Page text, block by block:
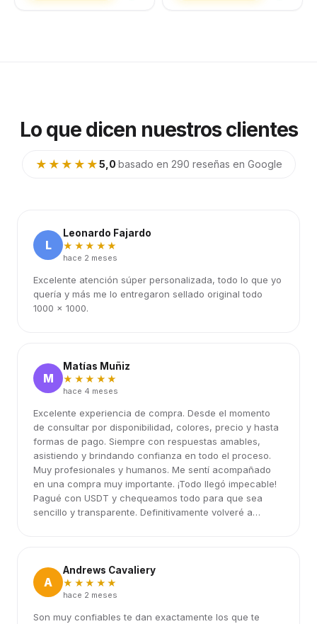
Lo que dicen nuestros clientes
★★★★★5,0·basado en 290 reseñas en Google
L
Leonardo Fajardo
★★★★★
hace 2 meses
Excelente atención súper personalizada, todo lo que yo
quería y más me lo entregaron sellado original todo
1000 x 1000.
M
Matías Muñiz
★★★★★
hace 4 meses
Excelente experiencia de compra. Desde el momento
de consultar por disponibilidad, colores, precio y hasta
formas de pago. Siempre con respuestas amables,
asistiendo y brindando confianza en todo el proceso.
Muy profesionales y humanos. Me sentí acompañado
en una compra muy importante. ¡Todo llegó impecable!
Pagué con USDT y chequeamos todo para que sea
sencillo y transparente. Definitivamente volveré a
A
Andrews Cavaliery
★★★★★
hace 2 meses
Son muy confiables te dan exactamente los que te